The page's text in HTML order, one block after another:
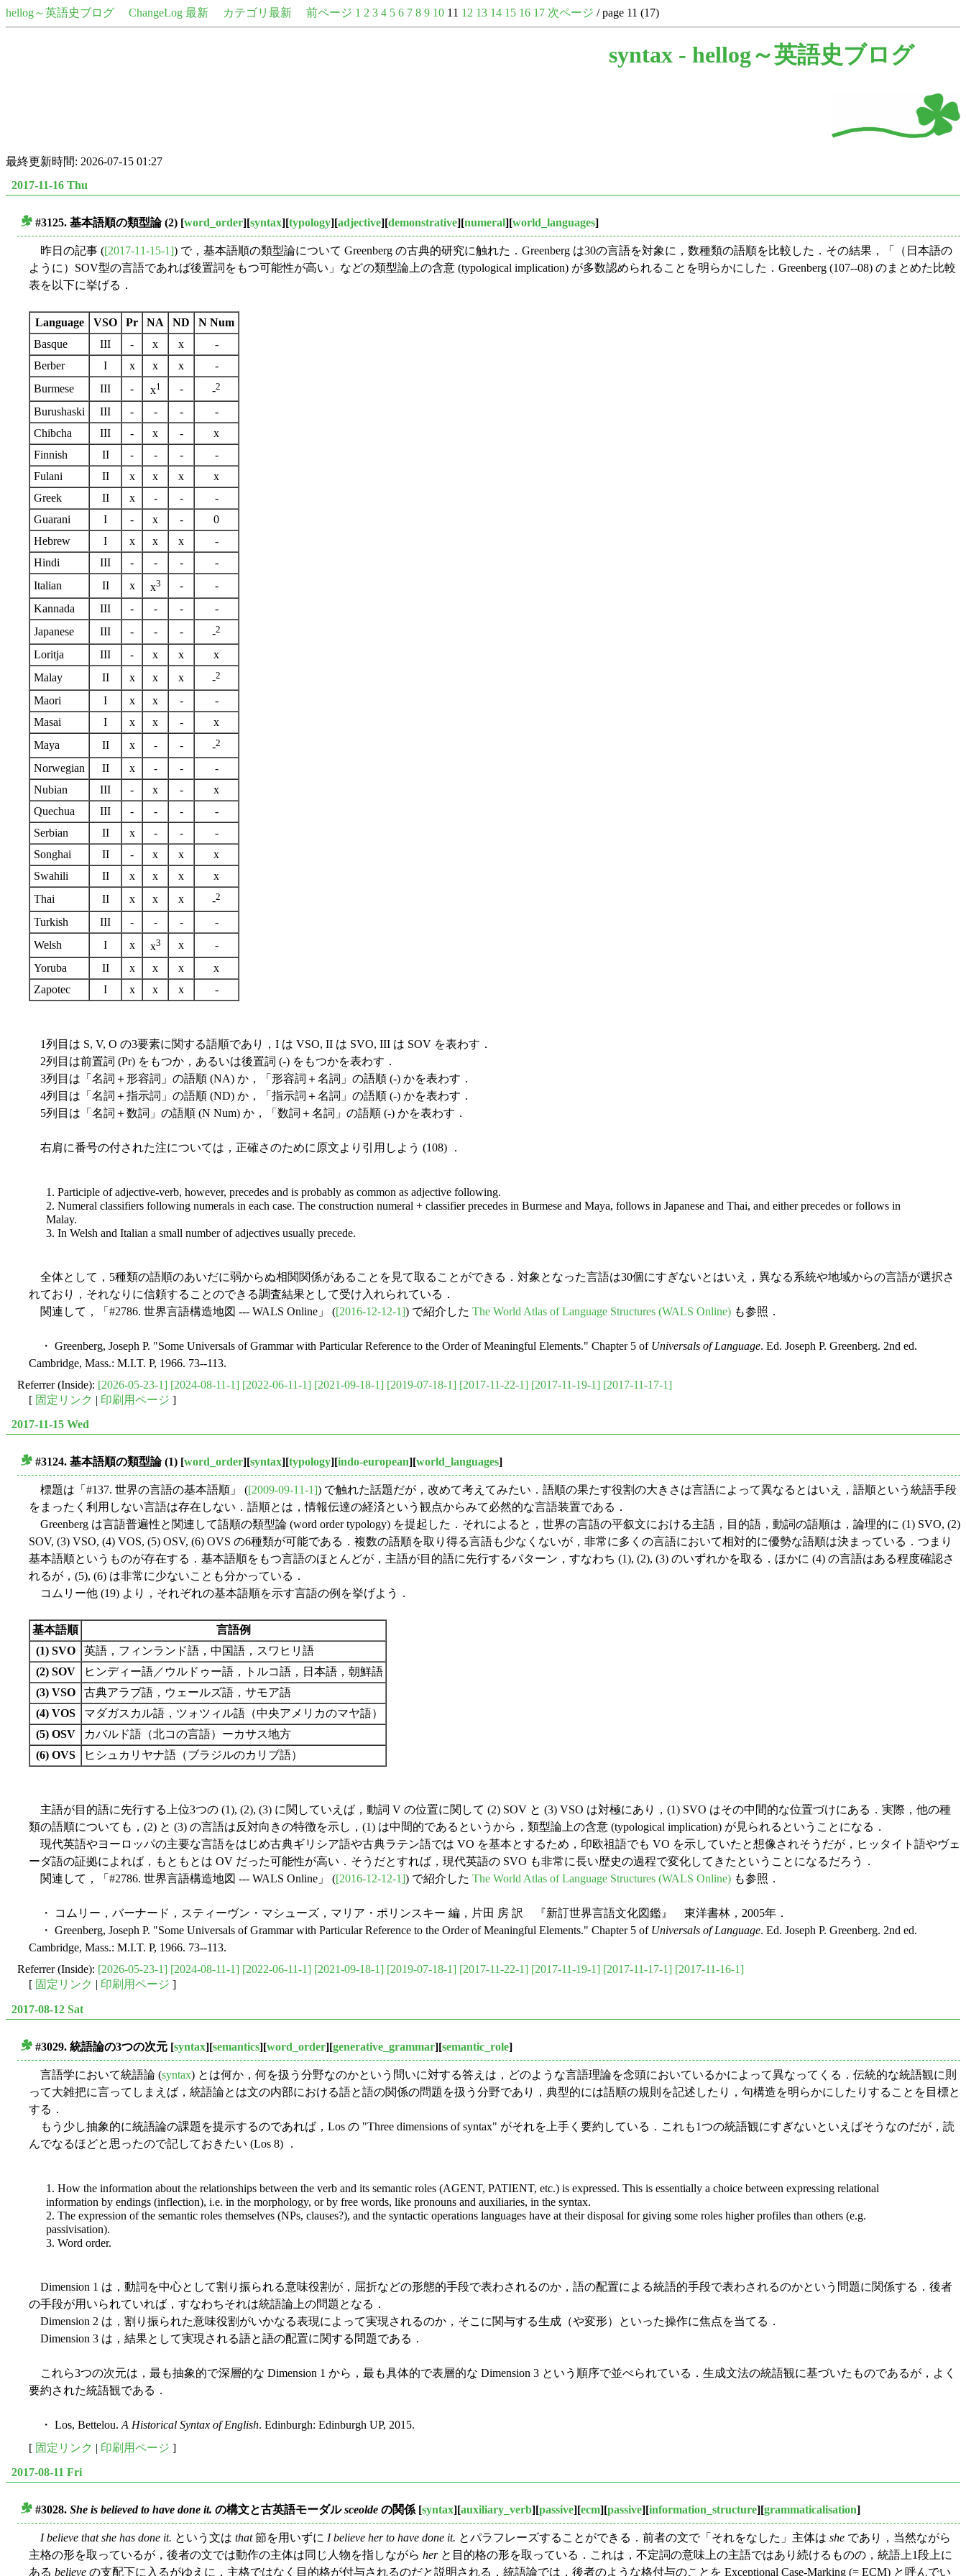
hellog～英語史ブログ ChangeLog 最新 カテゴリ最新 前ページ 1 2 3 4 5 6 7 8 9 10 11 12 13 14 15 16 17 次ページ / page 11 (17)
syntax - hellog～英語史ブログ
最終更新時間: 2026-07-15 01:27
2017-11-16 Thu
#3125. 基本語順の類型論 (2) [word_order][syntax][typology][adjective][demonstrative][numeral][world_languages]
昨日の記事 ([2017-11-15-1]) で，基本語順の類型論について Greenberg の古典的研究に触れた．Greenberg は30の言語を対象に，数種類の語順を比較した．その結果，「（日本語の
ように）SOV型の言語であれば後置詞をもつ可能性が高い」などの類型論上の含意 (typological implication) が多数認められることを明らかにした．Greenberg (107--08) のまとめた比較
表を以下に挙げる．
Language VSO Pr NA ND
N Num
Basque
III - x x
-
Berber
I x x x
-
Burmese
III - x1 - -2
Burushaski III - - -
-
Chibcha
III - x -
x
Finnish
II - - -
-
Fulani
II x x x
x
Greek
II x - -
-
Guarani
I - x -
0
Hebrew
I x x x
-
Hindi
III - - -
-
Italian
II x x3 -
-
Kannada
III - - -
-
Japanese
III - - - -2
Loritja III - x x
x
Malay
II x x x -2
Maori I x x -
-
Masai
I x x -
x
Maya
II x - - -2
Norwegian II x - -
-
Nubian
III - x -
x
Quechua
III - - -
-
Serbian
II x - -
-
Songhai
II - x x
x
Swahili
II x x x
x
Thai
II x x x -2
Turkish III - - -
-
Welsh
I x x3 x
-
Yoruba
II x x x
x
Zapotec
I x x x -
1列目は S, V, O の3要素に関する語順であり，I は VSO, II は SVO, III は SOV を表わす．
2列目は前置詞 (Pr) をもつか，あるいは後置詞 (-) をもつかを表わす．
3列目は「名詞＋形容詞」の語順 (NA) か，「形容詞＋名詞」の語順 (-) かを表わす．
4列目は「名詞＋指示詞」の語順 (ND) か，「指示詞＋名詞」の語順 (-) かを表わす．
5列目は「名詞＋数詞」の語順 (N Num) か，「数詞＋名詞」の語順 (-) かを表わす．
右肩に番号の付された注については，正確さのために原文より引用しよう (108) ．
1. Participle of adjective-verb, however, precedes and is probably as common as adjective following.
2. Numeral classifiers following numerals in each case. The construction numeral + classifier precedes in Burmese and Maya, follows in Japanese and Thai, and either precedes or follows in
Malay.
3. In Welsh and Italian a small number of adjectives usually precede.
全体として，5種類の語順のあいだに弱からぬ相関関係があることを見て取ることができる．対象となった言語は30個にすぎないとはいえ，異なる系統や地域からの言語が選択さ
れており，それなりに信頼することのできる調査結果として受け入れられている．
関連して，「#2786. 世界言語構造地図 --- WALS Online」 ([2016-12-12-1]) で紹介した The World Atlas of Language Structures (WALS Online) も参照．
・ Greenberg, Joseph P. "Some Universals of Grammar with Particular Reference to the Order of Meaningful Elements." Chapter 5 of Universals of Language. Ed. Joseph P. Greenberg. 2nd ed.
Cambridge, Mass.: M.I.T. P, 1966. 73--113.
Referrer (Inside): [2026-05-23-1] [2024-08-11-1] [2022-06-11-1] [2021-09-18-1] [2019-07-18-1] [2017-11-22-1] [2017-11-19-1] [2017-11-17-1]
[ 固定リンク | 印刷用ページ ]
2017-11-15 Wed
#3124. 基本語順の類型論 (1) [word_order][syntax][typology][indo-european][world_languages]
標題は「#137. 世界の言語の基本語順」 ([2009-09-11-1]) で触れた話題だが，改めて考えてみたい．語順の果たす役割の大きさは言語によって異なるとはいえ，語順という統語手段
をまったく利用しない言語は存在しない．語順とは，情報伝達の経済という観点からみて必然的な言語装置である．
Greenberg は言語普遍性と関連して語順の類型論 (word order typology) を提起した．それによると，世界の言語の平叙文における主語，目的語，動詞の語順は，論理的に (1) SVO, (2)
SOV, (3) VSO, (4) VOS, (5) OSV, (6) OVS の6種類が可能である．複数の語順を取り得る言語も少なくないが，非常に多くの言語において相対的に優勢な語順は決まっている．つまり
基本語順というものが存在する．基本語順をもつ言語のほとんどが，主語が目的語に先行するパターン，すなわち (1), (2), (3) のいずれかを取る．ほかに (4) の言語はある程度確認さ
れるが，(5), (6) は非常に少ないことも分かっている．
コムリー他 (19) より，それぞれの基本語順を示す言語の例を挙げよう．
基本語順
言語例
(1) SVO
英語，フィンランド語，中国語，スワヒリ語
(2) SOV
ヒンディー語／ウルドゥー語，トルコ語，日本語，朝鮮語
(3) VSO
古典アラブ語，ウェールズ語，サモア語
(4) VOS
マダガスカル語，ツォツィル語（中央アメリカのマヤ語）
(5) OSV
カバルド語（北コの言語）ーカサス地方
(6) OVS
ヒシュカリヤナ語（ブラジルのカリブ語）
主語が目的語に先行する上位3つの (1), (2), (3) に関していえば，動詞 V の位置に関して (2) SOV と (3) VSO は対極にあり，(1) SVO はその中間的な位置づけにある．実際，他の種
類の語順についても，(2) と (3) の言語は反対向きの特徴を示し，(1) は中間的であるというから，類型論上の含意 (typological implication) が見られるということになる．
現代英語やヨーロッパの主要な言語をはじめ古典ギリシア語や古典ラテン語では VO を基本とするため，印欧祖語でも VO を示していたと想像されそうだが，ヒッタイト語やヴェ
ーダ語の証拠によれば，もともとは OV だった可能性が高い．そうだとすれば，現代英語の SVO も非常に長い歴史の過程で変化してきたということになるだろう．
関連して，「#2786. 世界言語構造地図 --- WALS Online」 ([2016-12-12-1]) で紹介した The World Atlas of Language Structures (WALS Online) も参照．
・ コムリー，バーナード，スティーヴン・マシューズ，マリア・ポリンスキー 編，片田 房 訳 『新訂世界言語文化図鑑』 東洋書林，2005年．
・ Greenberg, Joseph P. "Some Universals of Grammar with Particular Reference to the Order of Meaningful Elements." Chapter 5 of Universals of Language. Ed. Joseph P. Greenberg. 2nd ed.
Cambridge, Mass.: M.I.T. P, 1966. 73--113.
Referrer (Inside): [2026-05-23-1] [2024-08-11-1] [2022-06-11-1] [2021-09-18-1] [2019-07-18-1] [2017-11-22-1] [2017-11-19-1] [2017-11-17-1] [2017-11-16-1]
[ 固定リンク | 印刷用ページ ]
2017-08-12 Sat
#3029. 統語論の3つの次元 [syntax][semantics][word_order][generative_grammar][semantic_role]
言語学において統語論 (syntax) とは何か，何を扱う分野なのかという問いに対する答えは，どのような言語理論を念頭においているかによって異なってくる．伝統的な統語観に則
って大雑把に言ってしまえば，統語論とは文の内部における語と語の関係の問題を扱う分野であり，典型的には語順の規則を記述したり，句構造を明らかにしたりすることを目標と
する．
もう少し抽象的に統語論の課題を提示するのであれば，Los の "Three dimensions of syntax" がそれを上手く要約している．これも1つの統語観にすぎないといえばそうなのだが，読
んでなるほどと思ったので記しておきたい (Los 8) ．
1. How the information about the relationships between the verb and its semantic roles (AGENT, PATIENT, etc.) is expressed. This is essentially a choice between expressing relational
information by endings (inflection), i.e. in the morphology, or by free words, like pronouns and auxiliaries, in the syntax.
2. The expression of the semantic roles themselves (NPs, clauses?), and the syntactic operations languages have at their disposal for giving some roles higher profiles than others (e.g.
passivisation).
3. Word order.
Dimension 1 は，動詞を中心として割り振られる意味役割が，屈折などの形態的手段で表わされるのか，語の配置による統語的手段で表わされるのかという問題に関係する．後者
の手段が用いられていれば，すなわちそれは統語論上の問題となる．
Dimension 2 は，割り振られた意味役割がいかなる表現によって実現されるのか，そこに関与する生成（や変形）といった操作に焦点を当てる．
Dimension 3 は，結果として実現される語と語の配置に関する問題である．
これら3つの次元は，最も抽象的で深層的な Dimension 1 から，最も具体的で表層的な Dimension 3 という順序で並べられている．生成文法の統語観に基づいたものであるが，よく
要約された統語観である．
・ Los, Bettelou. A Historical Syntax of English. Edinburgh: Edinburgh UP, 2015.
[ 固定リンク | 印刷用ページ ]
2017-08-11 Fri
#3028. She is believed to have done it. の構文と古英語モーダルsceolde の関係 [syntax][auxiliary_verb][passive][ecm][passive][information_structure][grammaticalisation]
I believe that she has done it. という文は that節を用いずに I believe her to have done it. とパラフレーズすることができる．前者の文で「それをなした」主体は she であり，当然ながら
主格の形を取っているが，後者の文では動作の主体は同じ人物を指しながら herと目的格の形を取っている．これは，不定詞の意味上の主語ではあり続けるものの，統語上1段上に
ある believe の支配下に入るがゆえに，主格ではなく目的格が付与されるのだと説明される．統語論では，後者のような格付与のことを Exceptional Case-Marking (= ECM) と呼んでい